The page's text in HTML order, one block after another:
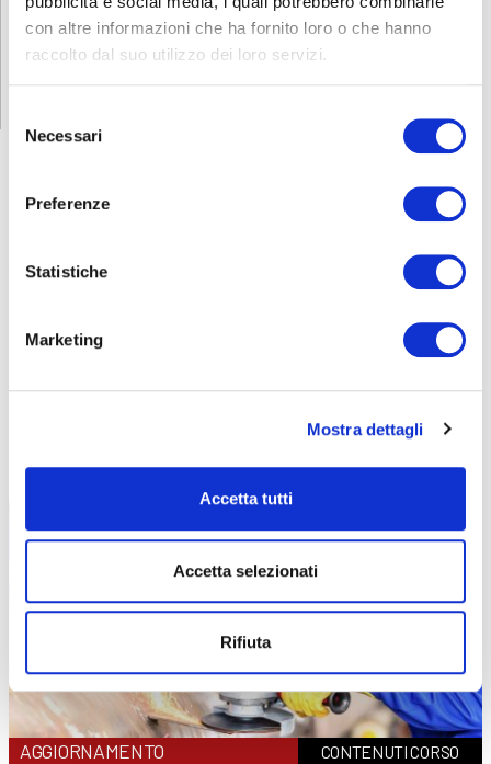
con altre informazioni che ha fornito loro o che hanno
raccolto dal suo utilizzo dei loro servizi.
delNecessari
Preferenze
Statistiche
Marketing
Mostra dettagli
Accetta tutti
Accetta selezionati
Rifiuta
SICUREZZA
Preposti
Formazione lavoratori
Addetti al servizio antincendio
RLS
FORMAZIONE LAVORATORI
AGGIORNAMENTO
CONTENUTI CORSO